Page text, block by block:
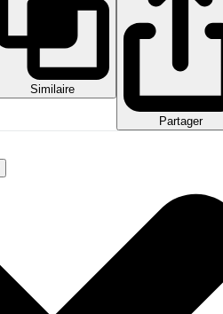
Similaire
Partager